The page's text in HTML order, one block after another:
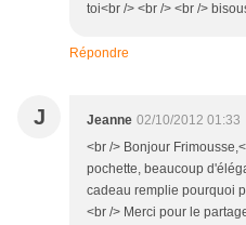
toi<br /> <br /> <br />
Répondre
J Jeanne 02/10/2012 01:33
<br /> Bonjour
pochette, beaucoup
cadeau remplie pourquoi
<br /> Merci pour le